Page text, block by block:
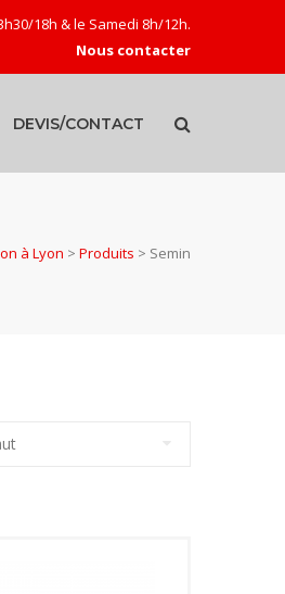
18h & le Samedi 8h/12h.
Nous contacter
DEVIS/CONTACT
à Lyon > Produits > Semin